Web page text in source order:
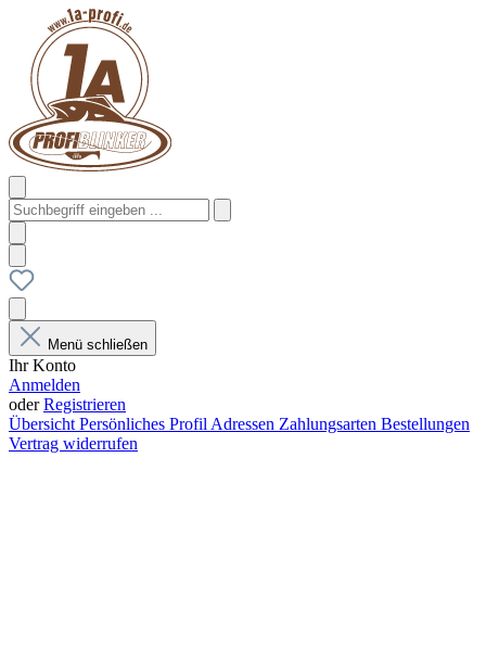
Menü schließen
Ihr Konto
Anmelden
oderRegistrieren
Übersicht Persönliches Profil Adressen Zahlungsarten Bestellungen
Vertrag widerrufen